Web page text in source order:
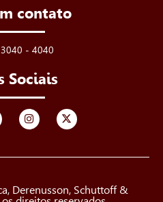
contato
- 4040
Sociais
Derenusson, Schuttoff &